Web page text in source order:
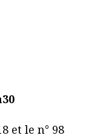
et le n° 98